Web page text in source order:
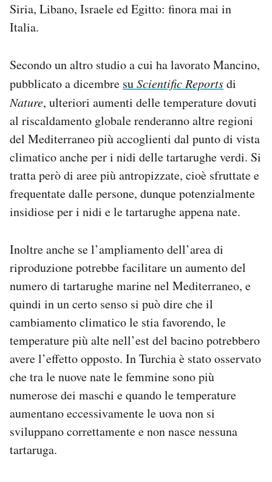
Siria, Libano, Israele ed Egitto: finora mai in
Italia.
Secondo un altro studio a cui ha lavorato Mancino,
pubblicato a dicembre suScientific Reportsdi
Nature, ulteriori aumenti delle temperature dovuti
al riscaldamento globale renderanno altre regioni
del Mediterraneo più accoglienti dal punto di vista
climatico anche per i nidi delle tartarughe verdi. Si
tratta però di aree più antropizzate, cioè sfruttate e
frequentate dalle persone, dunque potenzialmente
insidiose per i nidi e le tartarughe appena nate.
Inoltre anche se l’ampliamento dell’area di
riproduzione potrebbe facilitare un aumento del
numero di tartarughe marine nel Mediterraneo, e
quindi in un certo senso si può dire che il
cambiamento climatico le stia favorendo, le
temperature più alte nell’est del bacino potrebbero
avere l’effetto opposto. In Turchia è stato osservato
che tra le nuove nate le femmine sono più
numerose dei maschi e quando le temperature
aumentano eccessivamente le uova non si
sviluppano correttamente e non nasce nessuna
tartaruga.